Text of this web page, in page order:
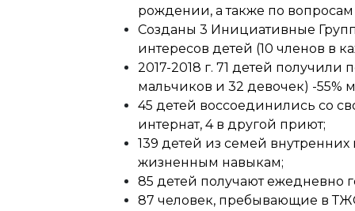
рождении, а также по вопросам
Созданы 3 Инициативные
интересов детей (10 членов в
2017-2018 г. 71 детей
мальчиков и 32 девочек) -55%
45 детей воссоединились со
интернат, 4 в другой приют;
139 детей из семей
жизненным навыкам;
85 детей получают ежедневно
87 человек, пребывающие в